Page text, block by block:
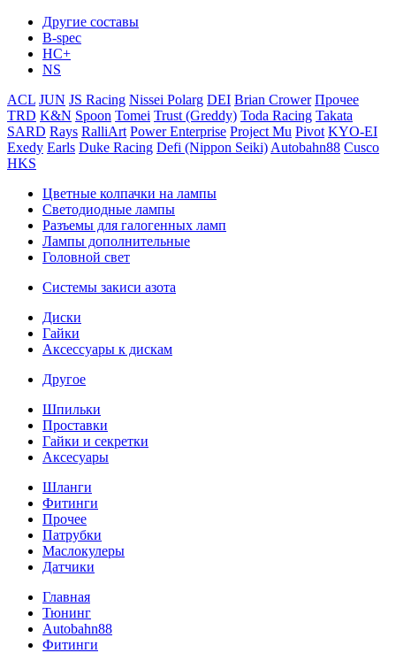
Другие составы
B-spec
HC+
NS
ACL JUN JS Racing Nissei Polarg DEI Brian Crower Прочее
TRD K&N Spoon Tomei Trust (Greddy) Toda Racing Takata
SARD Rays RalliArt Power Enterprise Project Mu Pivot KYO-EI
Exedy Earls Duke Racing Defi (Nippon Seiki) Autobahn88 Cusco
HKS
Цветные колпачки на лампы
Светодиодные лампы
Разъемы для галогенных ламп
Лампы дополнительные
Головной свет
Системы закиси азота
Диски
Гайки
Аксессуары к дискам
Другое
Шпильки
Проставки
Гайки и секретки
Аксесуары
Шланги
Фитинги
Прочее
Патрубки
Маслокулеры
Датчики
Главная
Тюнинг
Autobahn88
Фитинги